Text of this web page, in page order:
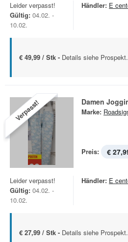
Leider verpasst!
Gültig: 04.02. -
10.02.
Händler: E
€ 49,99 / Stk - Details siehe Prospekt.
Verpasst! Damen
Marke:
Preis: €
Leider verpasst!
Gültig: 04.02. -
10.02.
Händler: E
€ 27,99 / Stk - Details siehe Prospekt.